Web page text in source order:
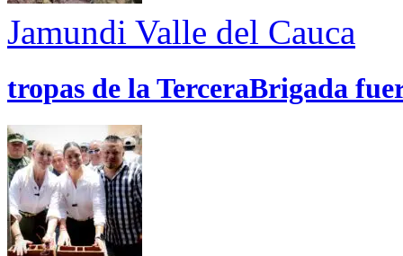
Jamundi Valle del Cauca
tropas de la TerceraBrigada